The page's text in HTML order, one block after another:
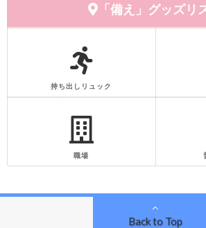
「備え」グッズリ
持ち出しリュック
職場
Back to Top